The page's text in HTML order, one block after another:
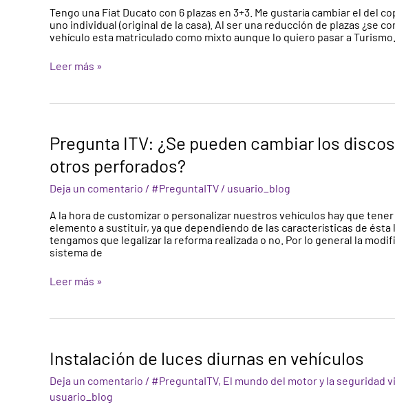
sé
si
eso
podrá
la
pasar
la
ITV
Tengo una Fiat Ducato con 6 plazas en 3+3. Me gustaría cambiar el del
uno individual (original de la casa). Al ser una reducción de plazas ¿se
vehículo esta matriculado como mixto aunque lo quiero pasar a
vehículos
y
cambio
de
mixto
Leer más »
Pregunta ITV: ¿Se pueden cambiar los
otros perforados?
Deja un comentario / #PreguntaITV / usuario_blog
A la hora de customizar o personalizar nuestros vehículos hay que
elemento a sustituir, ya que dependiendo de las características de ésta
tengamos que legalizar la reforma realizada o no. Por lo general la
sistema de
Pregunta
ITV:
¿Se
pueden
cambiar
los
discos
de
freno
del
coche
otros
Leer más »
Instalación de luces diurnas en vehículos
Deja un comentario / #PreguntaITV, El mundo del motor y la seguridad
usuario_blog
Instalación
de
luces
diurnas
en